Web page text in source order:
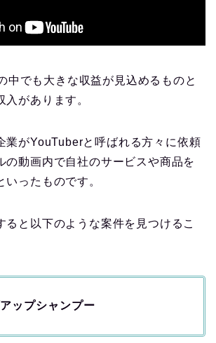
中でも大きな収益が見込めるものと
入があります。
業がYouTuberと呼ばれる方々に依頼
の動画内で自社のサービスや商品を
ったものです。
ると以下のような案件を見つけるこ
ップシャンプー